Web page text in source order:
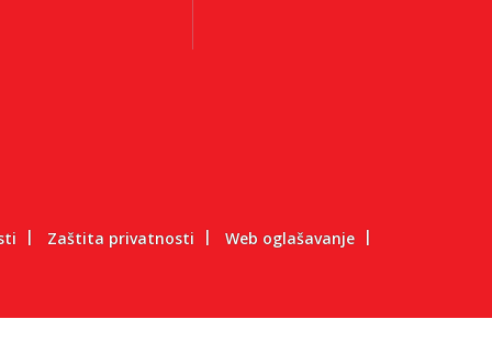
Zaštita privatnosti Web oglašavanje